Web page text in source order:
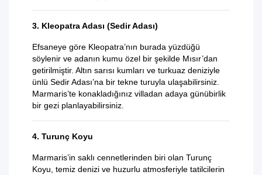
3. Kleopatra Adası (Sedir Adası)
Efsaneye göre Kleopatra’nın burada yüzdüğü
söylenir ve adanın kumu özel bir şekilde Mısır’dan
getirilmiştir. Altın sarısı kumları ve turkuaz deniziyle
ünlü Sedir Adası’na bir tekne turuyla ulaşabilirsiniz.
Marmaris’te konakladığınız villadan adaya günübirlik
bir gezi planlayabilirsiniz.
4. Turunç Koyu
Marmaris’in saklı cennetlerinden biri olan Turunç
Koyu, temiz denizi ve huzurlu atmosferiyle tatilcilerin